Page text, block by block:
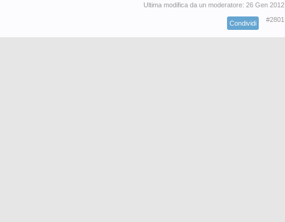
Ultima modifica da un moderatore: 26 Gen 2012
Condividi #2801